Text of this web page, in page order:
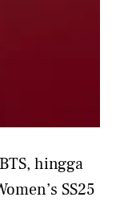
hingga
SS25